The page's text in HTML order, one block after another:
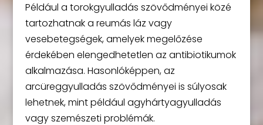
Például a torokgyulladás szövődményei közé
tartozhatnak a reumás láz vagy
vesebetegségek, amelyek megelőzése
érdekében elengedhetetlen az antibiotikumok
alkalmazása. Hasonlóképpen, az
arcüreggyulladás szövődményei is súlyosak
lehetnek, mint például agyhártyagyulladás
vagy szemészeti problémák.